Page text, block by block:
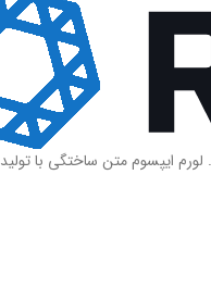
ایپسوم متن ساختگی با